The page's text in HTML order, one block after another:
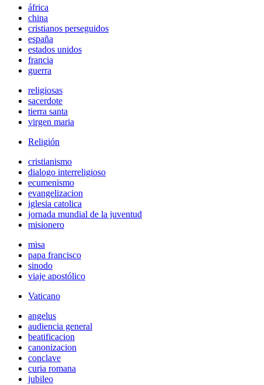
áfrica
china
cristianos perseguidos
españa
estados unidos
francia
guerra
religiosas
sacerdote
tierra santa
virgen maria
Religión
cristianismo
dialogo interreligioso
ecumenismo
evangelizacion
iglesia catolica
jornada mundial de la juventud
misionero
misa
papa francisco
sinodo
viaje apostólico
Vaticano
angelus
audiencia general
beatificacion
canonizacion
conclave
curia romana
jubileo